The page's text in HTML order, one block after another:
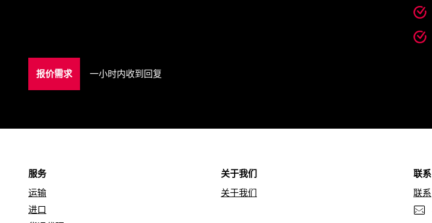
报价需求 一小时内收到回复
服务
运输
进口
关于我们
关于我们
联系
联系